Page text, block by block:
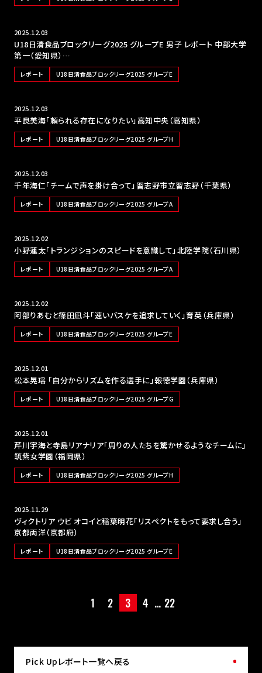
2025.12.03
U18日清食品ブロックリーグ2025 グループE 男子 レポート 中部大学
第一（愛知県）…
レポート U18日清食品ブロックリーグ2025 グループE
2025.12.03
平良美海「頼られる存在になりたい」高知中央（高知県）
レポート U18日清食品ブロックリーグ2025 グループH
2025.12.03
千年海仁「チームで声を掛け合って」習志野市立習志野（千葉県）
レポート U18日清食品ブロックリーグ2025 グループA
2025.12.02
小野蓮太「トランジションのスピードを意識して」北陸学院（石川県）
レポート U18日清食品ブロックリーグ2025 グループA
2025.12.02
阿部りあむと篠田凪斗「速いバスケを追求していく」育英（兵庫県）
レポート U18日清食品ブロックリーグ2025 グループE
2025.12.01
松本晃瑶 「自分からリズムを作る選手に」報徳学園（兵庫県）
レポート U18日清食品ブロックリーグ2025 グループG
2025.12.01
芹川宇海と寺島リアナリア「周りの人たちを驚かせるようなチームに」
筑紫女学園（福岡県）
レポート U18日清食品ブロックリーグ2025 グループH
2025.11.29
ヴィクトリア ウビ オコイと稲葉明花「リスペクトをもって要求し合う」
京都両洋（京都府）
レポート U18日清食品ブロックリーグ2025 グループE
1 2 3 4 … 22
Pick Upレポート一覧へ戻る